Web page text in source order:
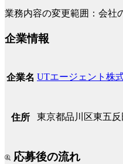
業務内容の変更範囲：会社
企業情報
企業名 UTエージェント株
住所 東京都品川区東五
応募後の流れ